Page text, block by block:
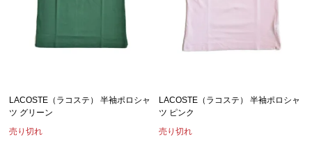
LACOSTE（ラコステ） 半袖ポロシャ
ツ グリーン
売り切れ
LACOSTE（ラコステ） 半袖ポロシャ
ツ ピンク
売り切れ